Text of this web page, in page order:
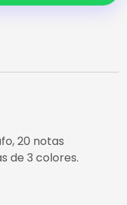
20 notas
de 3 colores.